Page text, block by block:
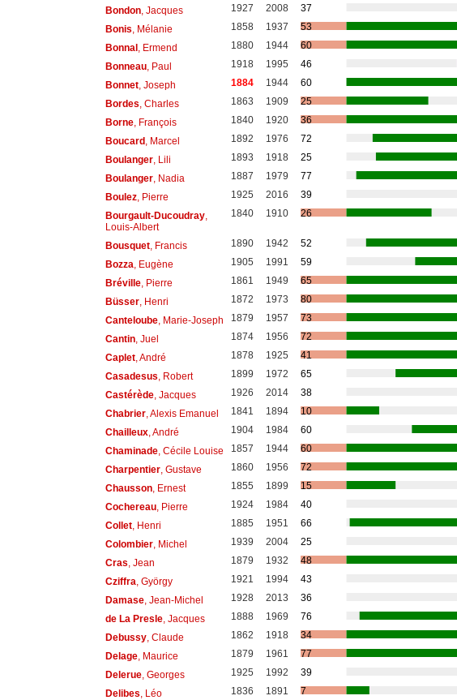
Bondon, Jacques 1927 2008
37
Bonis , Mélanie 1858 1937
53
Bonnal, Ermend 1880 1944
60
Bonneau, Paul 1918 1995
46
Bonnet, Joseph 1884 1944
60
Bordes , Charles 1863 1909
25
Borne, François 1840 1920
36
Boucard, Marcel 1892 1976
72
Boulanger, Lili 1893 1918
25
Boulanger, Nadia 1887 1979
77
Boulez, Pierre 1925 2016
39
Bourgault-Ducoudray,
Louis-Albert
1840 1910 26
Bousquet, Francis 1890 1942
52
Bozza , Eugène 1905 1991
59
Bréville, Pierre 1861 1949
65
Büsser, Henri 1872 1973
80
Canteloube, Marie-Joseph 1879 1957
73
Cantin, Juel 1874 1956
72
Caplet, André 1878 1925
41
Casadesus , Robert 1899 1972
65
Castérède, Jacques 1926 2014
38
Chabrier, Alexis Emanuel 1841 1894
10
Chailleux, André 1904 1984
60
Chaminade, Cécile Louise 1857 1944
60
Charpentier, Gustave 1860 1956
72
Chausson, Ernest 1855 1899
15
Cochereau, Pierre 1924 1984
40
Collet, Henri 1885 1951
66
Colombier, Michel 1939 2004
25
Cras , Jean 1879 1932
48
Cziffra , György 1921 1994
43
Damase, Jean-Michel 1928 2013
36
de La Presle, Jacques 1888 1969
76
Debussy, Claude 1862 1918
34
Delage, Maurice 1879 1961
77
Delerue, Georges 1925 1992
39
Delibes , Léo 1836 1891
7